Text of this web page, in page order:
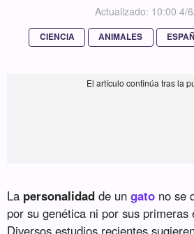
Actualizado: 10:00 4/
CIENCIA ANIMALES
La personalidad de ungato no se
por su genética ni por sus primeras
Diversos estudios recientes